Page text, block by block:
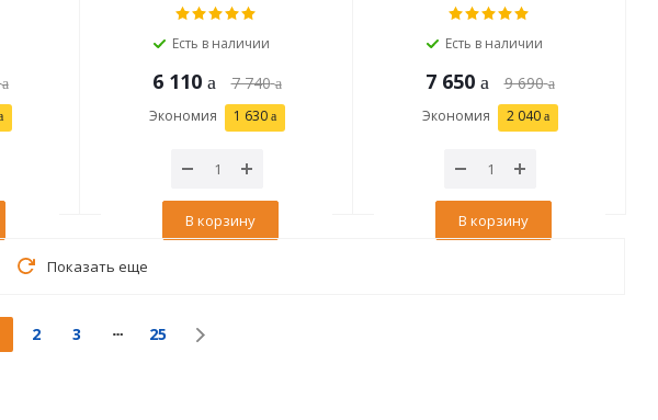
Есть в наличии
6 110 7 740
Экономия 1 630
В корзину
Есть в наличии
7 650 9 690
Экономия 2 040
В корзину
Показать еще
2 3 25